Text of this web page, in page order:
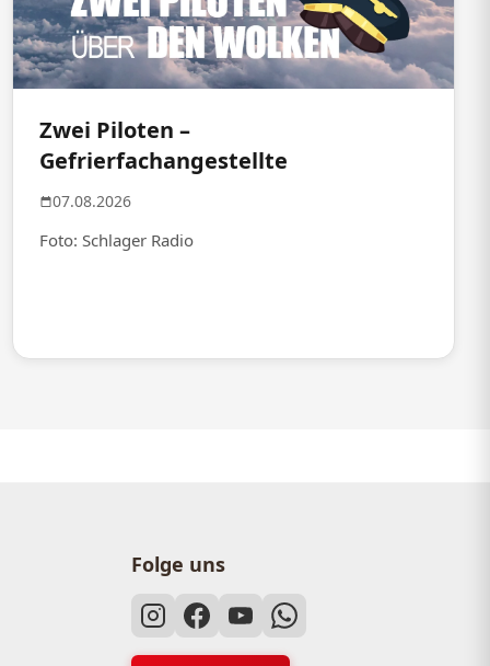
Zwei Piloten –
Gefrierfachangestellte
07.08.2026
Foto: Schlager Radio
Folge uns